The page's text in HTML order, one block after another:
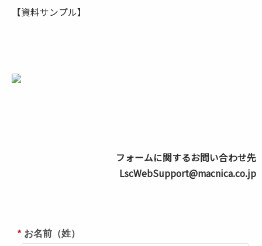
【資料サンプル】
フォームに関するお問い合わせ先
LscWebSupport@macnica.co.jp
* お名前（姓）